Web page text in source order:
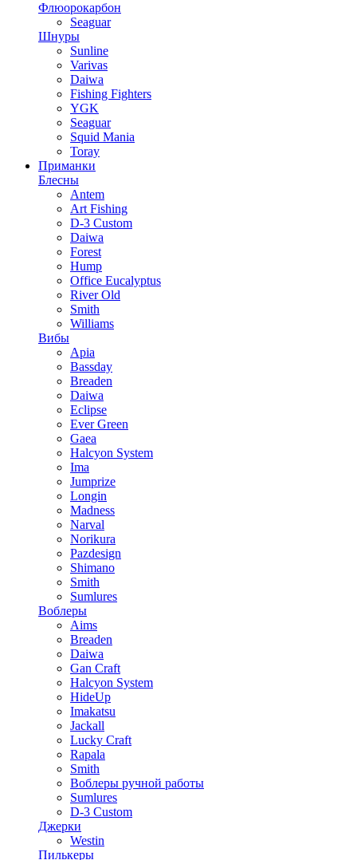
Флюорокарбон
Seaguar
Шнуры
Sunline
Varivas
Daiwa
Fishing Fighters
YGK
Seaguar
Squid Mania
Toray
Приманки
Блесны
Antem
Art Fishing
D-3 Custom
Daiwa
Forest
Hump
Office Eucalyptus
River Old
Smith
Williams
Вибы
Apia
Bassday
Breaden
Daiwa
Eclipse
Ever Green
Gaea
Halcyon System
Ima
Jumprize
Longin
Madness
Narval
Norikura
Pazdesign
Shimano
Smith
Sumlures
Воблеры
Aims
Breaden
Daiwa
Gan Craft
Halcyon System
HideUp
Imakatsu
Jackall
Lucky Craft
Rapala
Smith
Воблеры ручной работы
Sumlures
D-3 Custom
Джерки
Westin
Пилькеры